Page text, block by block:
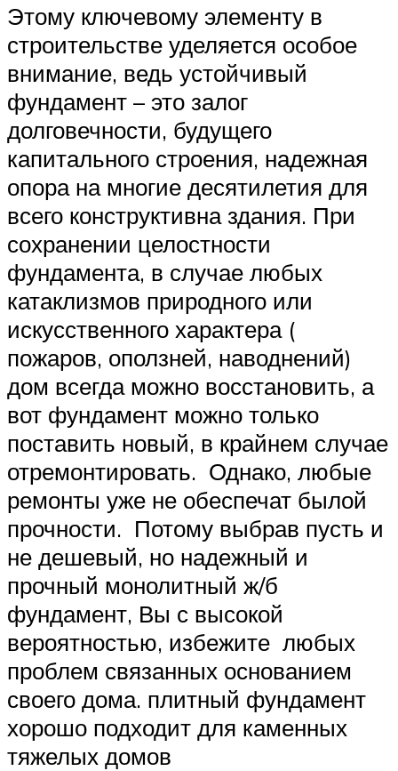
Этому ключевому элементу в
строительстве уделяется особое
внимание, ведь устойчивый
фундамент – это залог
долговечности, будущего
капитального строения, надежная
опора на многие десятилетия для
всего конструктивна здания. При
сохранении целостности
фундамента, в случае любых
катаклизмов природного или
искусственного характера (
пожаров, оползней, наводнений)
дом всегда можно восстановить, а
вот фундамент можно только
поставить новый, в крайнем случае
отремонтировать. Однако, любые
ремонты уже не обеспечат былой
прочности. Потому выбрав пусть и
не дешевый, но надежный и
прочный монолитный ж/б
фундамент, Вы с высокой
вероятностью, избежите любых
проблем связанных основанием
своего дома. плитный фундамент
хорошо подходит для каменных
тяжелых домов